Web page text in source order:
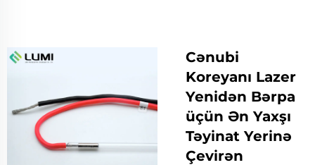
Cənubi
Koreyanı Lazer
Yenidən Bərpa
üçün Ən Yaxşı
Təyinat Yerinə
Çevirən